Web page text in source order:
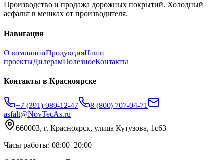
Производство и продажа дорожных покрытий. Холодный
асфальт в мешках от производителя.
Навигация
О компанииПродукцияНаши
проектыДилерамПолезноеКонтакты
Контакты в Красноярске
+7 (391) 989-12-47
8 (800) 707-04-71
asfalt@NovTecAs.ru
660003, г. Красноярск, улица Кутузова, 1с63
Часы работы: 08:00–20:00